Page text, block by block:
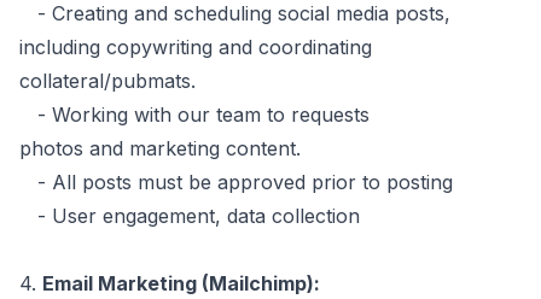
- Creating and scheduling social media posts,
including copywriting and coordinating
collateral/pubmats.
- Working with our team to requests
photos and marketing content.
- All posts must be approved prior to posting
- User engagement, data collection
4. Email Marketing (Mailchimp):